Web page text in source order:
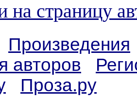
на страницу
Произведения
авторов
Проза.ру